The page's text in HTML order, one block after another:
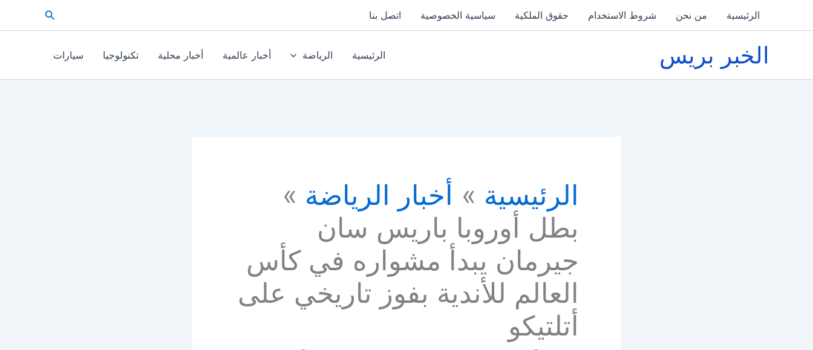
الرئيسية من نحن شروط الاستخدام حقوق الملكية سياسية الخصوصية اتصل بنا البحث
الخبر بريس الرئيسية الرياضة أخبار عالمية أخبار محلية تكنولوجيا سيارات
الرئيسية
أخبار الرياضة
بطل أوروبا باريس سان
جيرمان يبدأ مشواره في كأس
العالم للأندية بفوز تاريخي على
أتلتيكو